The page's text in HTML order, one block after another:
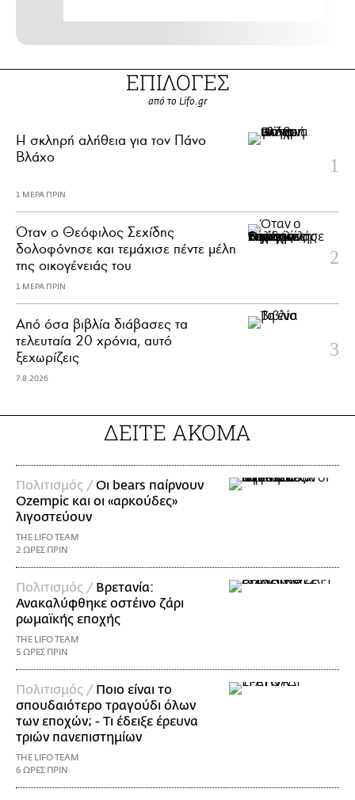
ΕΠΙΛΟΓΕΣ
από το Lifo.gr
H σκληρή αλήθεια για τον Πάνο
Βλάχο
1 ΜΕΡΑ ΠΡΙΝ
Όταν ο Θεόφιλος Σεχίδης
δολοφόνησε και τεμάχισε πέντε μέλη
της οικογένειάς του
1 ΜΕΡΑ ΠΡΙΝ
Από όσα βιβλία διάβασες τα
τελευταία 20 χρόνια, αυτό
ξεχωρίζεις
7.8.2026
ΔΕΙΤΕ ΑΚΟΜΑ
Πολιτισμός / Οι bears παίρνουν
Ozempic και οι «αρκούδες»
λιγοστεύουν
THE LIFO TEAM
2 ΩΡΕΣ ΠΡΙΝ
Πολιτισμός / Βρετανία:
Ανακαλύφθηκε οστέινο ζάρι
ρωμαϊκής εποχής
THE LIFO TEAM
5 ΩΡΕΣ ΠΡΙΝ
Πολιτισμός / Ποιο είναι το
σπουδαιότερο τραγούδι όλων
των εποχών; - Τι έδειξε έρευνα
τριών πανεπιστημίων
THE LIFO TEAM
6 ΩΡΕΣ ΠΡΙΝ